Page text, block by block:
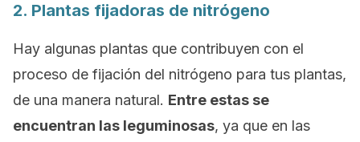
2. Plantas fijadoras de nitrógeno
Hay algunas plantas que contribuyen con el
proceso de fijación del nitrógeno para tus plantas,
de una manera natural. Entre estas se
encuentran las leguminosas, ya que en las